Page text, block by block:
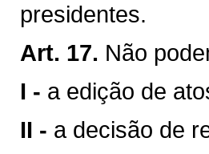
presidentes.
Art. 17. Não
I - a edição de
II - a decisão de